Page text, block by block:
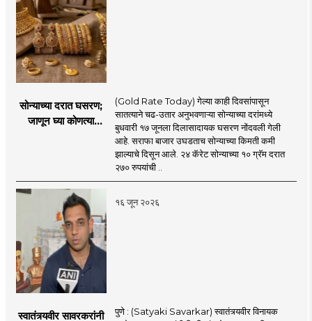
सोन्याच्या दरात घसरण;
जाणून घ्या कोणत्या
(Gold Rate Today) गेल्या काही दिवसांपासून
सातत्याने चढ-उतार अनुभवणाऱ्या सोन्याच्या दरांमध्ये
बुधवारी १७ जूनला दिलासादायक घसरण नोंदवली गेली
आहे. सराफा बाजार उघडताच सोन्याच्या किमती कमी
झाल्याचे दिसून आले. २४ कॅरेट सोन्याच्या १० ग्रॅम दरात
२७० रुपयांची ..
१६ जून २०२६
स्वातंत्र्यवीर सावरकरांनी
पुणे : (Satyaki Savarkar) स्वातंत्र्यवीर विनायक